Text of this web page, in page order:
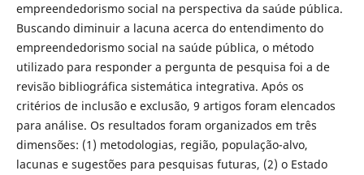
empreendedorismo social na perspectiva da saúde pública.
Buscando diminuir a lacuna acerca do entendimento do
empreendedorismo social na saúde pública, o método
utilizado para responder a pergunta de pesquisa foi a de
revisão bibliográfica sistemática integrativa. Após os
critérios de inclusão e exclusão, 9 artigos foram elencados
para análise. Os resultados foram organizados em três
dimensões: (1) metodologias, região, população-alvo,
lacunas e sugestões para pesquisas futuras, (2) o Estado